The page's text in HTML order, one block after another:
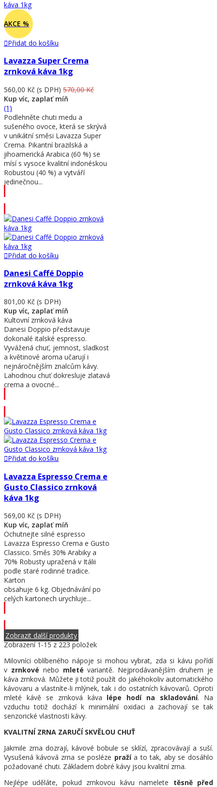
AKCE %
Přidat do košíku
Lavazza Super Crema
zrnková káva 1kg
560,00 Kč (s DPH) 570,00 Kč
Kup víc, zaplať míň
(1)
Podlehněte chuti medu a
sušeného ovoce, která se skrývá
v unikátní směsi Lavazza Super
Crema. Pikantní brazilská a
jihoamerická Arabica (60 %) se
mísí s vysoce kvalitní indonéskou
Robustou (40 %) a vytváří
jedinečnou...
Přidat do košíku
Danesi Caffé Doppio
zrnková káva 1kg
801,00 Kč (s DPH)
Kup víc, zaplať míň
Kultovní zrnková káva
Danesi Doppio představuje
dokonalé italské espresso.
Vyvážená chuť, jemnost, sladkost
a květinové aroma učarují i
nejnáročnějším znalcům kávy.
Lahodnou chuť dokresluje zlatavá
crema a ovocné...
Přidat do košíku
Lavazza Espresso Crema e
Gusto Classico zrnková
káva 1kg
569,00 Kč (s DPH)
Kup víc, zaplať míň
Ochutnejte silné espresso
Lavazza Espresso Crema e Gusto
Classico. Směs 30% Arabiky a
70% Robusty upražená v Itálii
podle staré rodinné tradice.
Karton
obsahuje 6 kg. Objednávání po
celých kartonech urychluje...
Zobrazit další produkty
Zobrazení1-15 z 223 položek
Milovníci oblíbeného nápoje si mohou vybrat, zda si kávu pořídí
v zrnkové nebo mleté variantě. Nejprodávanějším druhem je
káva zrnková. Můžete ji totiž použít do jakéhokoliv automatického
kávovaru a vlastníte-li mlýnek, tak i do ostatních kávovarů. Oproti
mleté kávě se zrnková káva lépe hodí na skladování. Na
vzduchu totiž dochází k minimální oxidaci a zachovají se tak
senzorické vlastnosti kávy.
KVALITNÍ ZRNA ZARUČÍ SKVĚLOU CHUŤ
Jakmile zrna dozrají, kávové bobule se sklízí, zpracovávají a suší.
Vysušená kávová zrna se posléze pražía to tak, aby se dosáhlo
požadované chuti. Základem dobré kávy jsou kvalitní zrna.
Nejlépe uděláte, pokud zrnkovou kávu namelete těsně před